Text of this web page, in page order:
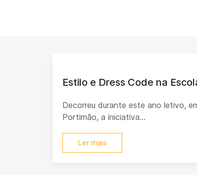
Estilo e Dress Code na
Decorreu durante este ano letivo,
Portimão, a iniciativa...
Ler mais